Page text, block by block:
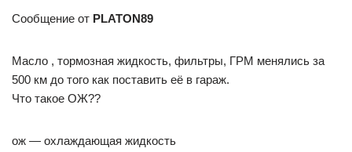
Сообщение от PLATON89
Масло , тормозная жидкость, фильтры, ГРМ менялись за
500 км до того как поставить её в гараж.
Что такое ОЖ??
ож — охлаждающая жидкость